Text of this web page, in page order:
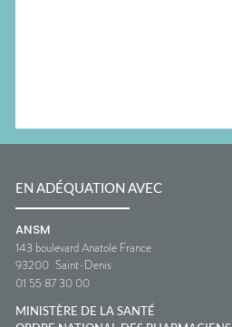
EN ADÉQUATION AVEC
ANSM
143 boulevard Anatole France
93200 Saint-Denis
01 55 87 30 00
MINISTÈRE DE LA SANTÉ